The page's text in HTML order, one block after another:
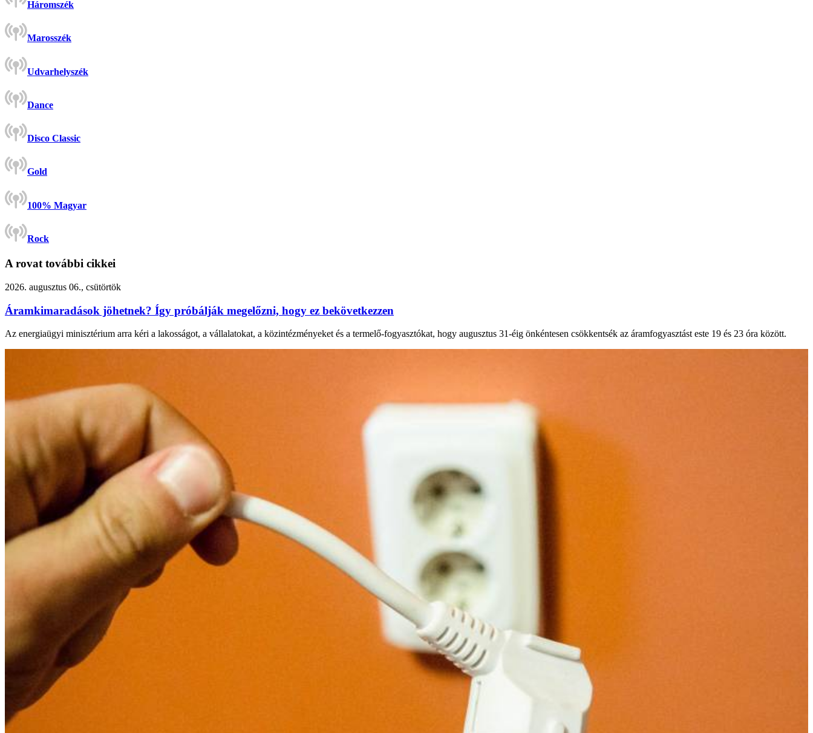
Háromszék
Marosszék
Udvarhelyszék
Dance
Disco Classic
Gold
100% Magyar
Rock
A rovat további cikkei
2026. augusztus 06., csütörtök
Áramkimaradások jöhetnek? Így próbálják megelőzni, hogy ez bekövetkezzen
Az energiaügyi minisztérium arra kéri a lakosságot, a vállalatokat, a közintézményeket és a termelő-fogyasztókat, hogy augusztus 31-éig önkéntesen csökkentsék az áramfogyasztást este 19 és 23 óra között.